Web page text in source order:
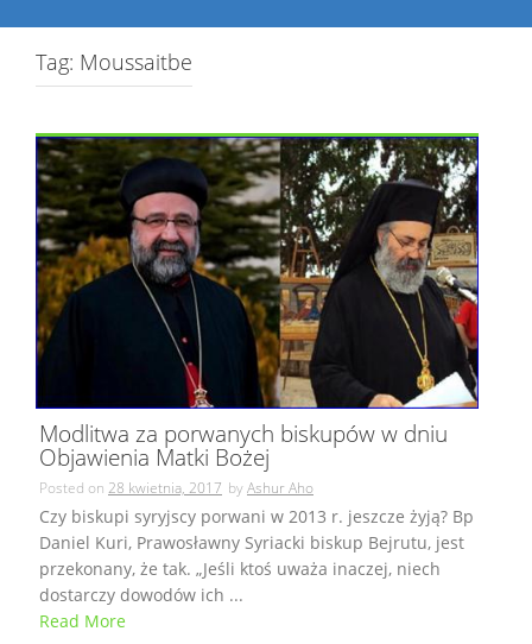
Tag: Moussaitbe
Modlitwa za porwanych biskupów w dniu
Objawienia Matki Bożej
Posted on 28 kwietnia, 2017 byAshur Aho
Czy biskupi syryjscy porwani w 2013 r. jeszcze żyją? Bp
Daniel Kuri, Prawosławny Syriacki biskup Bejrutu, jest
przekonany, że tak. „Jeśli ktoś uważa inaczej, niech
dostarczy dowodów ich ...
Read More